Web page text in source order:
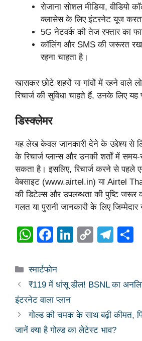
रोजाना सोशल मीडिया, वीडियो
क्लासेस के लिए इंटरनेट यूज
5G नेटवर्क की तेज रफ्तार का
कॉलिंग और SMS की जरूरत
रहना चाहता है।
खासकर छोटे शहरों या गांवों में रहने वाले
रिचार्ज की सुविधा चाहते हैं, उनके लिए
डिस्क्लेमर
यह लेख केवल जानकारी देने के उद्देश्य से
के रिचार्ज प्लान्स और उनकी शर्तों में
सकता है। इसलिए, रिचार्ज करने से पहले
वेबसाइट (www.airtel.in) या Airtel
की डिटेल्स और उपलब्धता की पुष्टि जरूर
गलत या पुरानी जानकारी के लिए जिम्मेदार
W
at
s
A
p
p
F
c
e
b
o
o
Li
e
n
C
y
n
k
T
gr
m
e
Categories
स्मार्टफोन
₹119 में धांसू डील! BSNL का
इंटरनेट वाला प्लान
गोल्ड की चमक के साथ बढ़ी कीमत,
जानें क्या है गोल्ड का लेटेस्ट भाव?